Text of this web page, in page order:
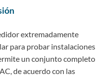
extremadamente
para probar instalaciones
un conjunto completo
de acuerdo con las